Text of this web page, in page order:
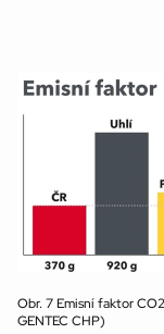
Obr. 7 Emisní faktor
GENTEC CHP)